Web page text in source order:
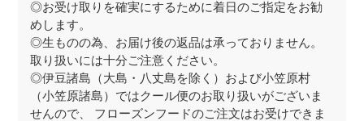
◎お受け取りを確実にするために着日のご指定をお勧
めします。
◎生ものの為、お届け後の返品は承っておりません。
取り扱いには十分ご注意ください。
◎伊豆諸島（大島・八丈島を除く）および小笠原村
（小笠原諸島）ではクール便のお取り扱いがございま
せんので、 フローズンフードのご注文はお受けできま